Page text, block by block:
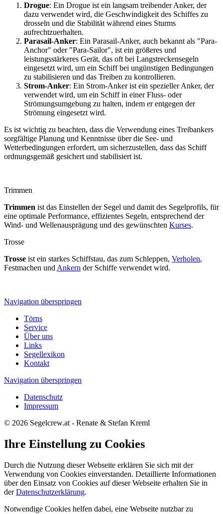
Drogue: Ein Drogue ist ein langsam treibender Anker, der
dazu verwendet wird, die Geschwindigkeit des Schiffes zu
drosseln und die Stabilität während eines Sturms
aufrechtzuerhalten.
Parasail-Anker: Ein Parasail-Anker, auch bekannt als "Para-
Anchor" oder "Para-Sailor", ist ein größeres und
leistungsstärkeres Gerät, das oft bei Langstreckensegeln
eingesetzt wird, um ein Schiff bei ungünstigen Bedingungen
zu stabilisieren und das Treiben zu kontrollieren.
Strom-Anker: Ein Strom-Anker ist ein spezieller Anker, der
verwendet wird, um ein Schiff in einer Fluss- oder
Strömungsumgebung zu halten, indem er entgegen der
Strömung eingesetzt wird.
Es ist wichtig zu beachten, dass die Verwendung eines Treibankers
sorgfältige Planung und Kenntnisse über die See- und
Wetterbedingungen erfordert, um sicherzustellen, dass das Schiff
ordnungsgemäß gesichert und stabilisiert ist.
Trimmen
Trimmen ist das Einstellen der Segel und damit des Segelprofils, für
eine optimale Performance, effizientes Segeln, entsprechend der
Wind- und Wellenausprägung und des gewünschten Kurses.
Trosse
Trosse ist ein starkes Schiffstau, das zum Schleppen, Verholen,
Festmachen und Ankern der Schiffe verwendet wird.
Navigation überspringen
Törns
Service
Über uns
Links
Segellexikon
Kontakt
Navigation überspringen
Datenschutz
Impressum
© 2026 Segelcrew.at - Renate & Stefan Kreml
Ihre Einstellung zu Cookies
Durch die Nutzung dieser Webseite erklären Sie sich mit der
Verwendung von Cookies einverstanden. Detaillierte Informationen
über den Einsatz von Cookies auf dieser Webseite erhalten Sie in
derDatenschutzerklärung.
Notwendige Cookies helfen dabei, eine Webseite nutzbar zu